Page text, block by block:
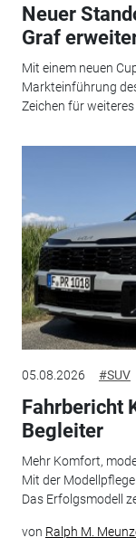
Neuer
Graf
Mit einem neuen
Markteinführung
Zeichen für
05.08.2026 #SUV
Fahrbericht
Begleiter
Mehr Komfort,
Mit der
Das Erfolgsmodell
von Ralph M.